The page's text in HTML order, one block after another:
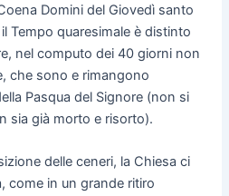
Domini del Giovedì santo
Tempo quaresimale è distinto
nel computo dei 40 giorni non
che sono e rimangono
Pasqua del Signore (non si
sia già morto e risorto).
delle ceneri, la Chiesa ci
come in un grande ritiro